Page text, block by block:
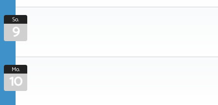
So.
9
Mo.
10